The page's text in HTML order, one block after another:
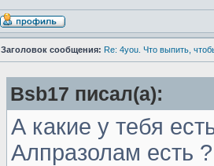
Заголовок сообщения: Re: 4you. Что выпить,
Bsb17 писал(а):
А какие у тебя
Алпразолам есть ?